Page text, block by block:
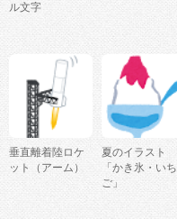
ル文字
垂直離着陸ロケ
ット（アーム）
夏のイラスト
「かき氷・いち
ご」